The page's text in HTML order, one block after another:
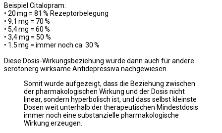
Beispiel Citalopram:
• 20 mg = 81 % Rezeptorbelegung
• 9,1 mg = 70 %
• 5,4 mg = 60 %
• 3,4 mg = 50 %
• 1.5 mg = immer noch ca. 30 %
Diese Dosis-Wirkungsbeziehung wurde dann auch für andere
serotonerg wirksame Antidepressiva nachgewiesen.
Somit wurde aufgezeigt, dass die Beziehung zwischen
der pharmakologischen Wirkung und der Dosis nicht
linear, sondern hyperbolisch ist, und dass selbst kleinste
Dosen weit unterhalb der therapeutischen Mindestdosis
immer noch eine substanzielle pharmakologische
Wirkung erzeugen.